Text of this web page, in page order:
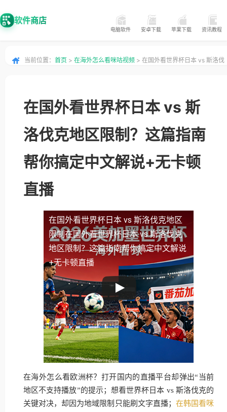
软件商店
电脑软件 安卓下载 苹果下载 资讯教程
当前位置： 首页 > 在海外怎么看咪咕视频 > 在国外看世界杯日本 vs 斯洛伐
在国外看世界杯日本 vs 斯
洛伐克地区限制？这篇指南
帮你搞定中文解说+无卡顿
直播
在国外看世界杯日本 vs 斯洛伐克地区
限制在国外看世界杯日本 vs 斯洛伐克
地区限制？这篇指南帮你搞定中文解说
+无卡顿直播
在海外怎么看欧洲杯？打开国内的直播平台却弹出“当前
地区不支持播放”的提示；想看世界杯日本 vs 斯洛伐克的
关键对决，却因为地域限制只能刷文字直播； 在韩国看咪